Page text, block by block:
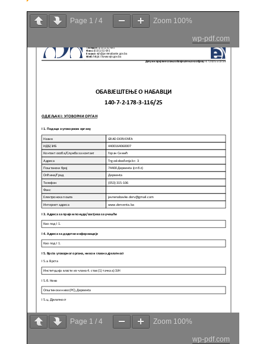
Page 1 / 4 Zoom 100%
wp-pdf.com
Page 1 / 4 Zoom 100%
wp-pdf.com